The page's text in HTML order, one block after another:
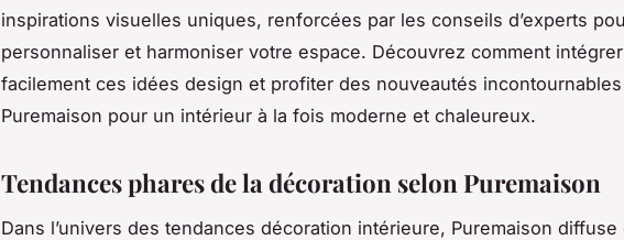
inspirations visuelles uniques, renforcées par les conseils d’experts
personnaliser et harmoniser votre espace. Découvrez comment intégrer
facilement ces idées design et profiter des nouveautés
Puremaison pour un intérieur à la fois moderne et chaleureux.
Tendances phares de la décoration selon Puremaison
Dans l’univers des tendances décoration intérieure, Puremaison diffuse